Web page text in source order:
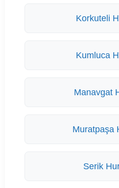
Korkuteli
Kumluca
Manavgat
Muratpaşa
Serik